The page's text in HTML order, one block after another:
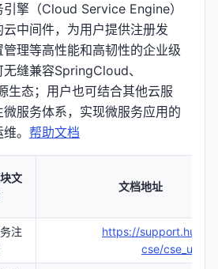
引擎（Cloud Service Engine）
中间件，为用户提供注册发
理等高性能和高韧性的企业级
缝兼容SpringCloud、
生态；用户也可结合其他云服
服务体系，实现微服务应用的
。 帮助文档
文
文档地址
注
https://
cse/